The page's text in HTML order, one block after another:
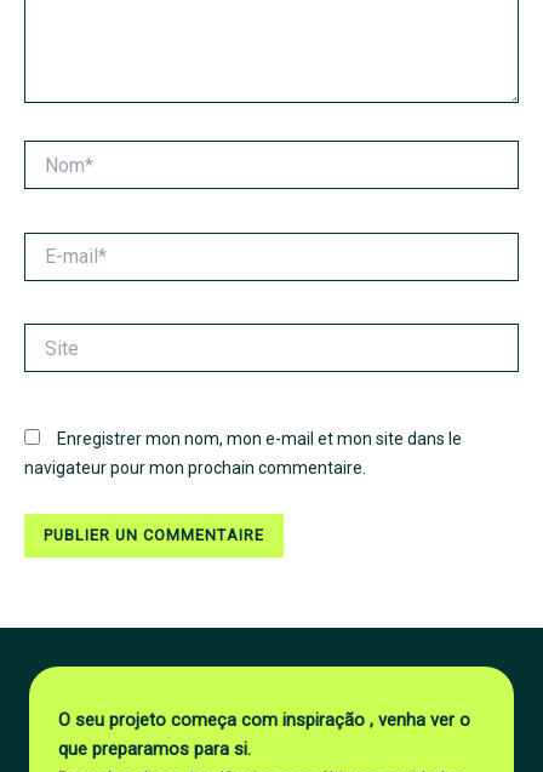
mail*
Enregistrer mon nom, mon e-mail et mon site dans le
navigateur pour mon prochain commentaire.
O seu projeto começa com inspiração , venha ver o
que preparamos para si.